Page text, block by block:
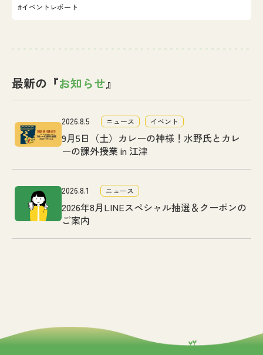
#イベントレポート
最新の『お知らせ』
2026.8.5 ニュース イベント
9月5日（土）カレーの神様！水野氏とカレ
ーの課外授業 in 江津
2026.8.1 ニュース
2026年8月LINEスペシャル抽選＆クーポンの
ご案内